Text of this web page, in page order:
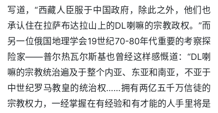
写道，“西藏人臣服于中国政府，除此之外，他们也
承认住在拉萨布达拉山上的DL喇嘛的宗教政权。”而
另一位俄国地理学会19世纪70-80年代重要的考察探
险家——普尔热瓦尔斯基也曾经这样感慨道：“DL喇
嘛的宗教统治遍及于整个内亚、东亚和南亚，不亚于
中世纪罗马教皇的统治权……拥有两亿五千万信徒的
宗教权力，一经掌握在有经验和有才能的人手里将是